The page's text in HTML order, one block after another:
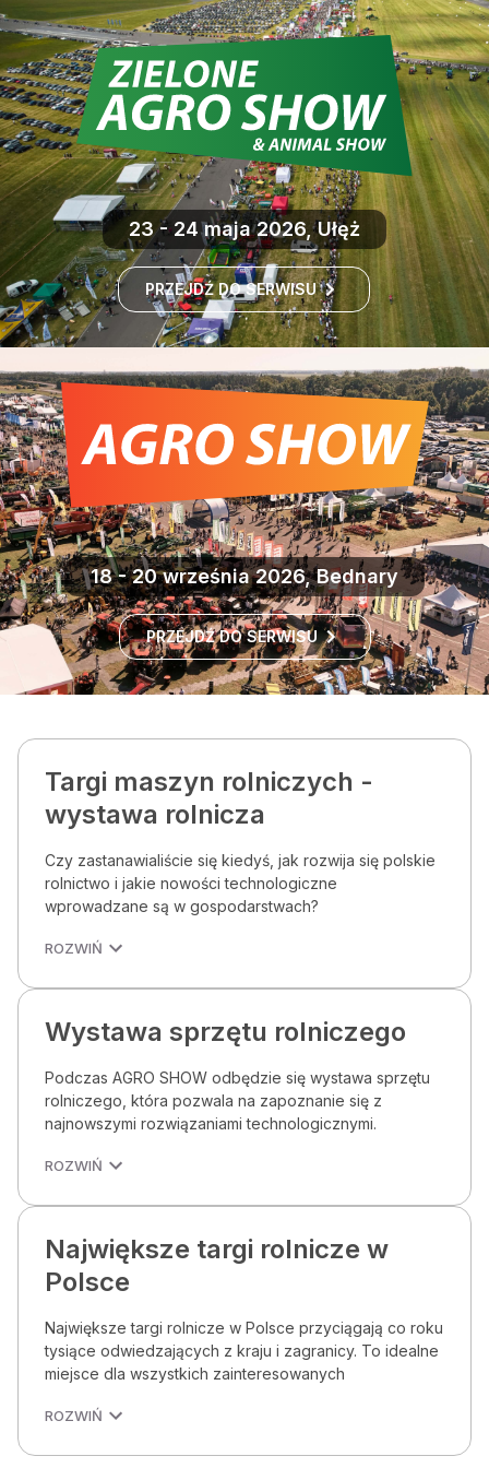
23 - 24 maja 2026, Ułęż
PRZEJDŹ DO SERWISU
18 - 20 września 2026, Bednary
PRZEJDŹ DO SERWISU
Targi maszyn rolniczych -
wystawa rolnicza
Czy zastanawialiście się kiedyś, jak rozwija się polskie
rolnictwo i jakie nowości technologiczne
wprowadzane są w gospodarstwach?
ROZWIŃ
Wystawa sprzętu rolniczego
Podczas AGRO SHOW odbędzie się wystawa sprzętu
rolniczego, która pozwala na zapoznanie się z
najnowszymi rozwiązaniami technologicznymi.
ROZWIŃ
Największe targi rolnicze w
Polsce
Największe targi rolnicze w Polsce przyciągają co roku
tysiące odwiedzających z kraju i zagranicy. To idealne
miejsce dla wszystkich zainteresowanych
ROZWIŃ